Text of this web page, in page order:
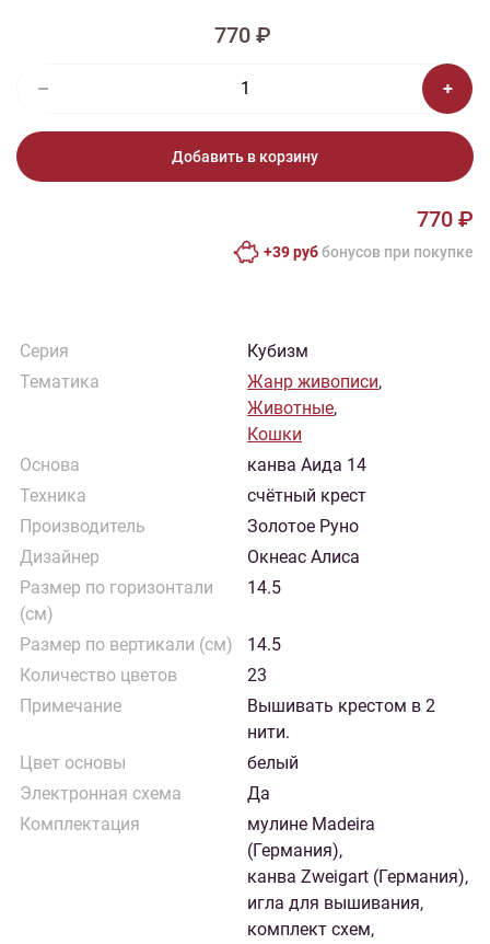
770 ₽
Добавить в корзину
770 ₽
+39 руббонусов при покупке
Серия
Кубизм
Тематика
Жанр живописи,
Животные,
Кошки
Основа
канва Аида 14
Техника
счётный крест
Производитель
Золотое Руно
Дизайнер
Окнеас Алиса
Размер по горизонтали
(см)
14.5
Размер по вертикали (см)
14.5
Количество цветов
23
Примечание
Вышивать крестом в 2
нити.
Цвет основы
белый
Электронная схема
Да
Комплектация
мулине Madeira
(Германия),
канва Zweigart (Германия),
игла для вышивания,
комплект схем,